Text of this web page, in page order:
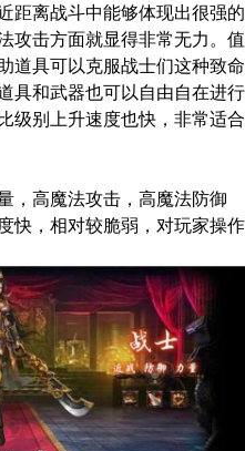
距离战斗中能够体现出很强的
攻击方面就显得非常无力。值
道具可以克服战士们这种致命
具和武器也可以自由自在进行
级别上升速度也快，非常适合
，高魔法攻击，高魔法防御
快，相对较脆弱，对玩家操作